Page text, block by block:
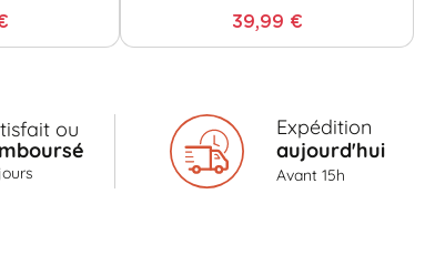
39,99 €
ou
Expédition
aujourd'hui
Avant 15h